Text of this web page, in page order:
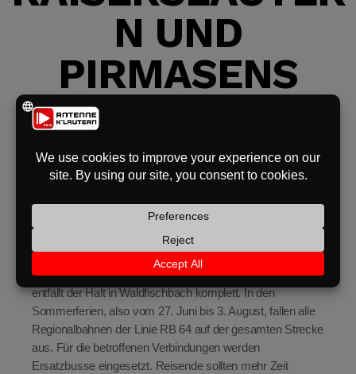
N UND
PIRMASENS
Zwischen Kaiserslautern Hauptbahnhof und Pirmasens
Einschränkungen im Zugverkehr. Grund sind Bauarbeiten
im Bahnhof Waldfischbach. Dort können Züge zeitweise
Vom 23. Mai bis 26. Juni sowie vom 4. bis 9. August
entfällt der Halt in Waldfischbach komplett. In den
Sommerferien, also vom 27. Juni bis 3. August, fallen alle
Regionalbahnen der Linie RB 64 auf der gesamten Strecke
aus. Für die betroffenen Verbindungen werden
Ersatzbusse eingesetzt. Reisende sollten mehr Zeit